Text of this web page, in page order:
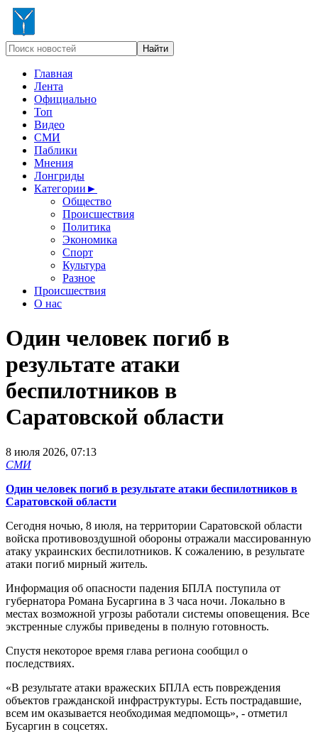
Главная
Лента
Официально
Топ
Видео
СМИ
Паблики
Мнения
Лонгриды
Категории ►
Общество
Происшествия
Политика
Экономика
Спорт
Культура
Разное
Происшествия
О нас
Один человек погиб в
результате атаки
беспилотников в
Саратовской области
8 июля 2026, 07:13
СМИ
Один человек погиб в результате атаки беспилотников в
Саратовской области
Сегодня ночью, 8 июля, на территории Саратовской области
войска противовоздушной обороны отражали массированную
атаку украинских беспилотников. К сожалению, в результате
атаки погиб мирный житель.
Информация об опасности падения БПЛА поступила от
губернатора Романа Бусаргина в 3 часа ночи. Локально в
местах возможной угрозы работали системы оповещения. Все
экстренные службы приведены в полную готовность.
Спустя некоторое время глава региона сообщил о
последствиях.
«В результате атаки вражеских БПЛА есть повреждения
объектов гражданской инфраструктуры. Есть пострадавшие,
всем им оказывается необходимая медпомощь», - отметил
Бусаргин в соцсетях.